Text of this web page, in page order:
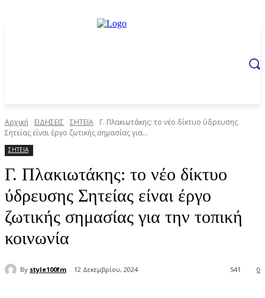
Αρχική ΕΙΔΗΣΕΙΣ ΣΗΤΕΙΑ
Γ. Πλακιωτάκης: το νέο δίκτυο ύδρευσης
Σητείας είναι έργο ζωτικής σημασίας για...
ΣΗΤΕΙΑ
Γ. Πλακιωτάκης: το νέο δίκτυο
ύδρευσης Σητείας είναι έργο
ζωτικής σημασίας για την τοπική
κοινωνία
By style100fm 12 Δεκεμβρίου, 2024 0
541